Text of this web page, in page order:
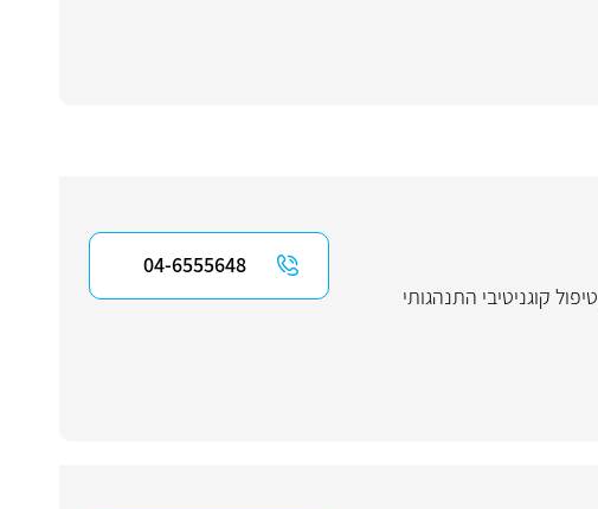
טיפול קוגניטיבי התנהגותי
04-6555648